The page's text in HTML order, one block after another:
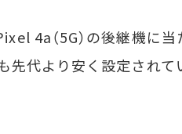
4a（5G）の後継機に
先代より安く設定されて